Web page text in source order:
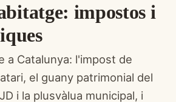
impostos i
a Catalunya: l'impost de
el guany patrimonial del
i la plusvàlua municipal, i